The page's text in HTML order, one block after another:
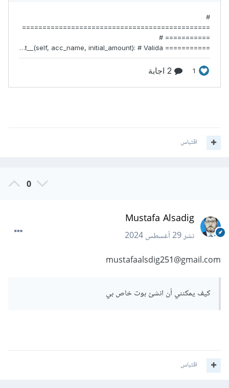
اقتباس
0
Mustafa Alsadig
نشر29 أغسطس 2024
mustafaalsdig251@gmail.com
كيف يمكنني أن انشئ بوت خاص بي
اقتباس